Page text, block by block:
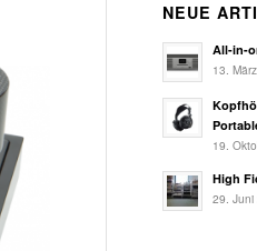
NEUE
All-in-
13.
19.
High
29. Juni